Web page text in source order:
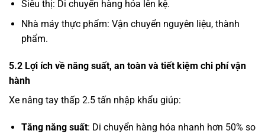
Siêu thị: Di chuyển hàng hóa lên kệ.
Nhà máy thực phẩm: Vận chuyển nguyên liệu, thành
phẩm.
5.2 Lợi ích về năng suất, an toàn và tiết kiệm chi phí vận
hành
Xe nâng tay thấp 2.5 tấn nhập khẩu giúp:
Tăng năng suất: Di chuyển hàng hóa nhanh hơn 50% so